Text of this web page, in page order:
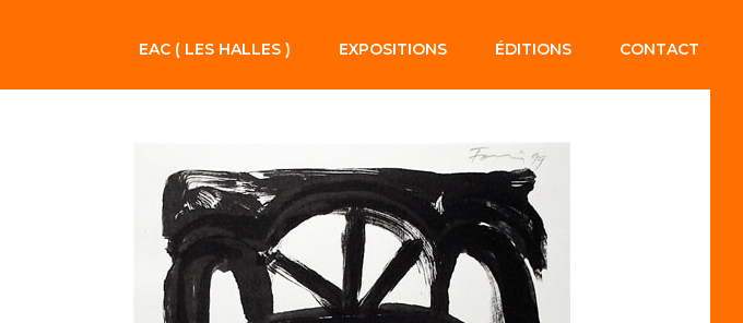
EAC ( LES HALLES ) EXPOSITIONS ÉDITIONS CONTACT